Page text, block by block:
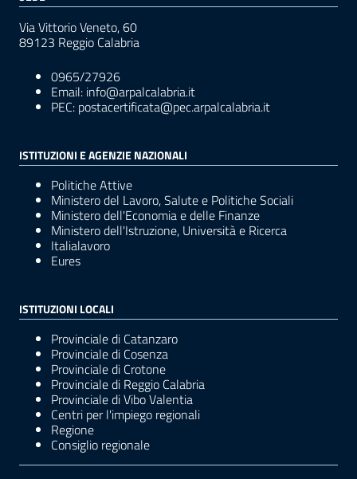
Via Vittorio Veneto, 60
89123 Reggio Calabria
0965/27926
Email: info@arpalcalabria.it
PEC: postacertificata@pec.arpalcalabria.it
ISTITUZIONI E AGENZIE NAZIONALI
Politiche Attive
Ministero del Lavoro, Salute e Politiche Sociali
Ministero dell'Economia e delle Finanze
Ministero dell'Istruzione, Università e Ricerca
Italialavoro
Eures
ISTITUZIONI LOCALI
Provinciale di Catanzaro
Provinciale di Cosenza
Provinciale di Crotone
Provinciale di Reggio Calabria
Provinciale di Vibo Valentia
Centri per l'impiego regionali
Regione
Consiglio regionale